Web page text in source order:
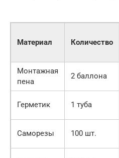
Материал Количество
Монтажная
пена
2 баллона
Герметик 1 туба
Саморезы 100 шт.